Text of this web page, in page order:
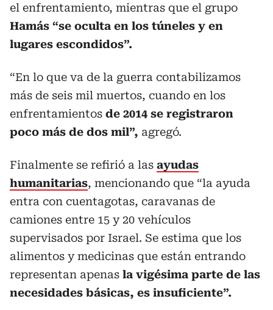
el enfrentamiento, mientras que el grupo
Hamás “se oculta en los túneles y en
lugares escondidos”.
“En lo que va de la guerra contabilizamos
más de seis mil muertos, cuando en los
enfrentamientos de 2014 se registraron
poco más de dos mil”, agregó.
Finalmente se refirió a las ayudas
humanitarias, mencionando que “la ayuda
entra con cuentagotas, caravanas de
camiones entre 15 y 20 vehículos
supervisados por Israel. Se estima que los
alimentos y medicinas que están entrando
representan apenas la vigésima parte de las
necesidades básicas, es insuficiente”.